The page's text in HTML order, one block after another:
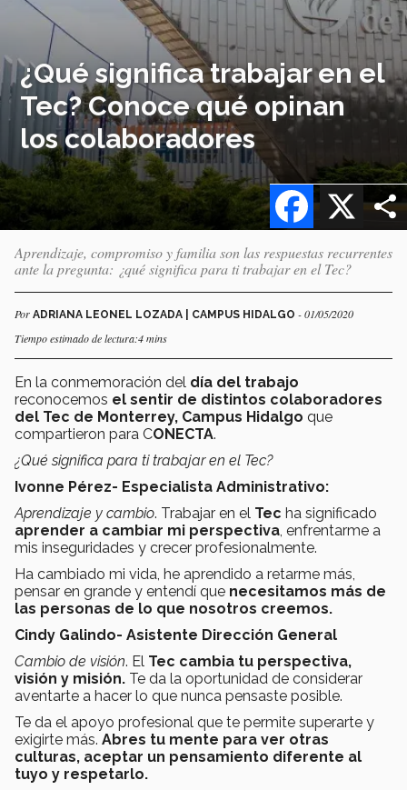
¿Qué significa trabajar en el
Tec? Conoce qué opinan
los colaboradores
X
Facebook
Aprendizaje, compromiso y familia son las respuestas recurrentes
ante la pregunta: ¿qué significa para ti trabajar en el Tec?
Por ADRIANA LEONEL LOZADA | CAMPUS HIDALGO - 01/05/2020
Tiempo estimado de lectura:4 mins
En la conmemoración del día del trabajo
reconocemos el sentir de distintos colaboradores
del Tec de Monterrey, Campus Hidalgo que
compartieron para CONECTA.
¿Qué significa para ti trabajar en el Tec?
Ivonne Pérez- Especialista Administrativo:
Aprendizaje y cambio. Trabajar en el Tec ha significado
aprender a cambiar mi perspectiva , enfrentarme a
mis inseguridades y crecer profesionalmente.
Ha cambiado mi vida, he aprendido a retarme más,
pensar en grande y entendí que necesitamos más de
las personas de lo que nosotros creemos.
Cindy Galindo- Asistente Dirección General
Cambio de visión. El Tec cambia tu perspectiva,
visión y misión. Te da la oportunidad de considerar
aventarte a hacer lo que nunca pensaste posible.
Te da el apoyo profesional que te permite superarte y
exigirte más. Abres tu mente para ver otras
culturas, aceptar un pensamiento diferente al
tuyo y respetarlo.